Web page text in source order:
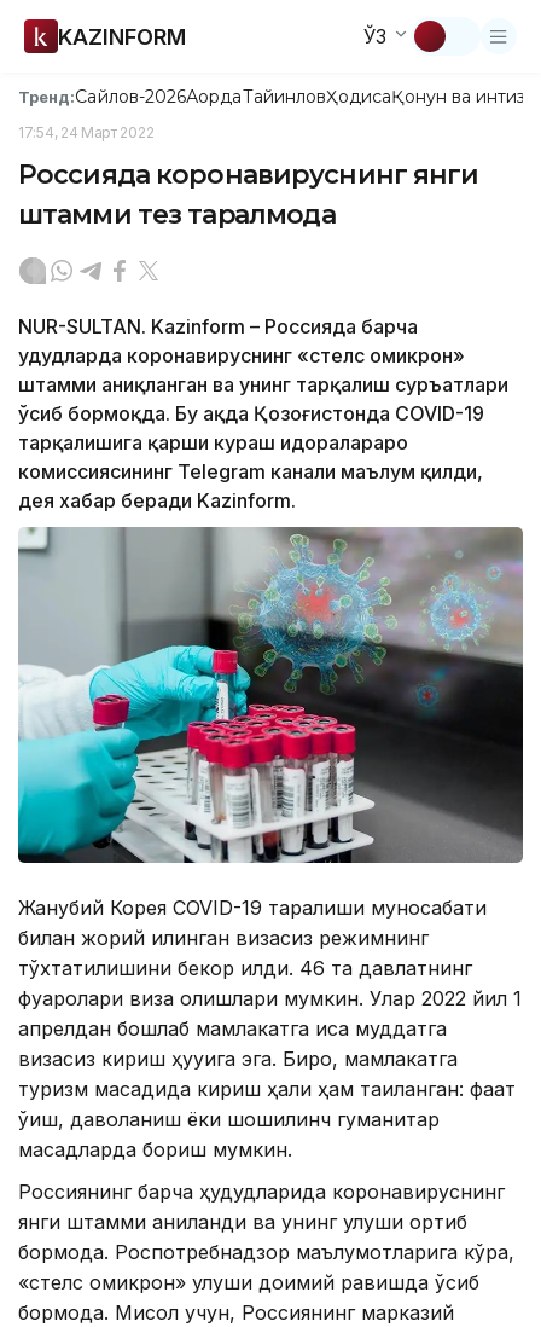
KAZINFORM ЎЗ
Тренд:Сайлов-2026АқордаТайинловҲодисаҚонун ва
17:54, 24 Март 2022
Россияда коронавируснинг янги
штамми тез тарқалмоқда
NUR-SULTAN. Kazinform – Россияда барча
ҳудудларда коронавируснинг «стелс омикрон»
штамми аниқланган ва унинг тарқалиш суръатлари
ўсиб бормоқда. Бу ҳақда Қозоғистонда COVID-19
тарқалишига қарши кураш идоралараро
комиссиясининг Telegram канали маълум қилди,
дея хабар беради Kazinform.
Жанубий Корея COVID-19 тарқалиши муносабати
билан жорий қилинган визасиз режимнинг
тўхтатилишини бекор қилди. 46 та давлатнинг
фуқаролари виза олишлари мумкин. Улар 2022 йил 1
апрелдан бошлаб мамлакатга қисқа муддатга
визасиз кириш ҳуқуқига эга. Бироқ, мамлакатга
туризм мақсадида кириш ҳали ҳам тақиқланган: фақат
ўқиш, даволаниш ёки шошилинч гуманитар
мақсадларда бориш мумкин.
Россиянинг барча ҳудудларида коронавируснинг
янги штамми аниқланди ва унинг улуши ортиб
бормоқда. Роспотребнадзор маълумотларига кўра,
«стелс омикрон» улуши доимий равишда ўсиб
бормоқда. Мисол учун, Россиянинг марказий